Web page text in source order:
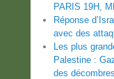
PARIS 19H,
Réponse
avec des
Les plus
Palestine :
des